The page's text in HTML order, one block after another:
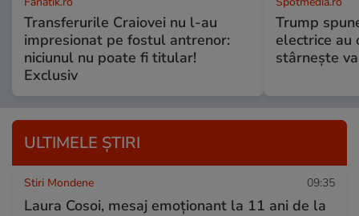
Transferurile Craiovei nu l-au
impresionat pe fostul antrenor:
niciunul nu poate fi titular!
Exclusiv
Trump
electrice au
stârnește
ULTIMELE ȘTIRI
Stiri Mondene 09:35
Laura Cosoi, mesaj emoționant la 11 ani de la